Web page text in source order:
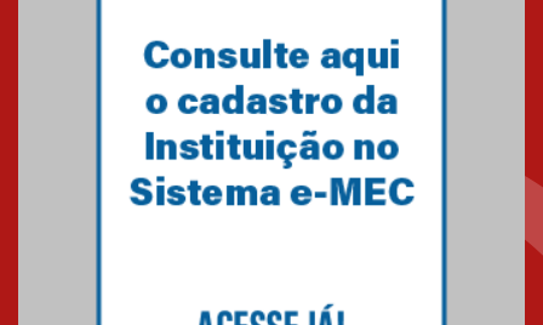
Primeiro culto do ano ressalta o
27.02.2026